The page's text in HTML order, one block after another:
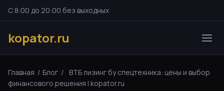
С 8:00 до 20:00 без выходных
kopator.ru
Главная / Блог /
ВТБ лизинг бу спецтехника: цены и выбор
финансового решения | kopator.ru